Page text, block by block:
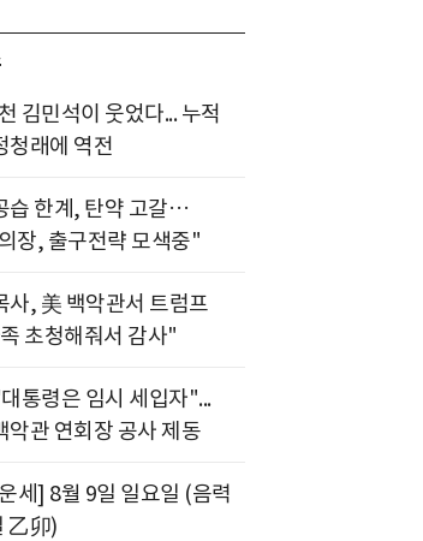
김민석이 웃었다... 누적
청래에 역전
습 한계, 탄약 고갈…
장, 출구전략 모색중"
사, 美 백악관서 트럼프
초청해줘서 감사"
통령은 임시 세입자"...
악관 연회장 공사 제동
세] 8월 9일 일요일 (음력
乙卯)